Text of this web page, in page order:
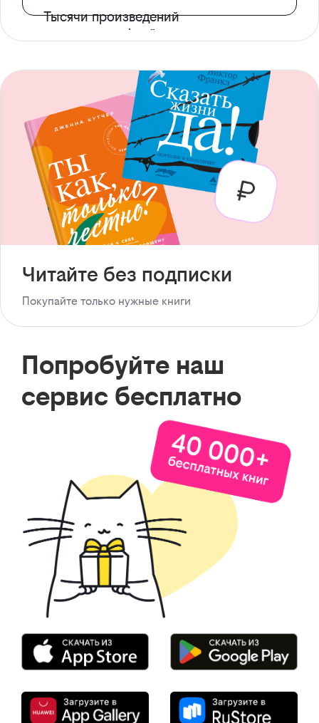
Тысячи произведений
с доступом офлайн
Читайте без подписки
Покупайте только нужные книги
Попробуйте наш
сервис бесплатно